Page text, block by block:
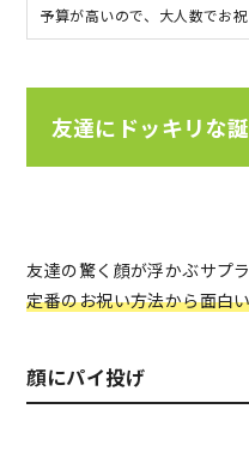
予算が高いので、大人数でお
友達にドッキリな
友達の驚く顔が浮かぶサプ
定番のお祝い方法から面白
顔にパイ投げ